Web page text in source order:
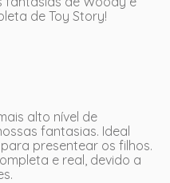
de Toy Story!
alto nível de
fantasias. Ideal
presentear os filhos.
e real, devido a